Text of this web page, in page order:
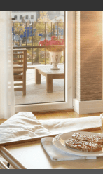
FR(€)